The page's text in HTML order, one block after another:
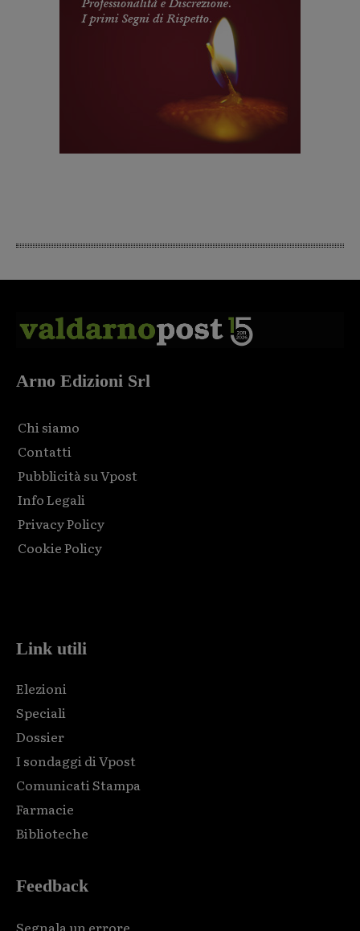
Arno Edizioni Srl
Chi siamo
Contatti
Pubblicità su Vpost
Info Legali
Privacy Policy
Cookie Policy
Link utili
Elezioni
Speciali
Dossier
I sondaggi di Vpost
Comunicati Stampa
Farmacie
Biblioteche
Feedback
Segnala un errore